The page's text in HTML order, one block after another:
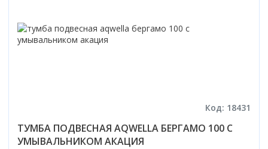
Код: 18431
ТУМБА ПОДВЕСНАЯ AQWELLA БЕРГАМО 100 С
УМЫВАЛЬНИКОМ АКАЦИЯ